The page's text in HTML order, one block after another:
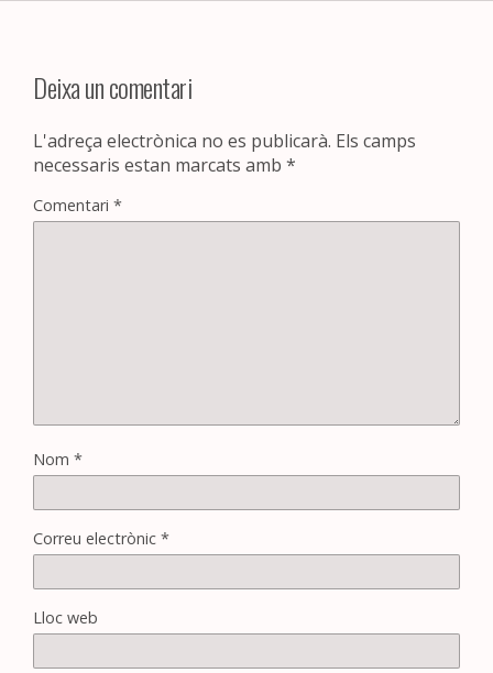
Deixa un comentari
L'adreça electrònica no es publicarà. Els camps
necessaris estan marcats amb *
Comentari *
Nom *
Correu electrònic *
Lloc web